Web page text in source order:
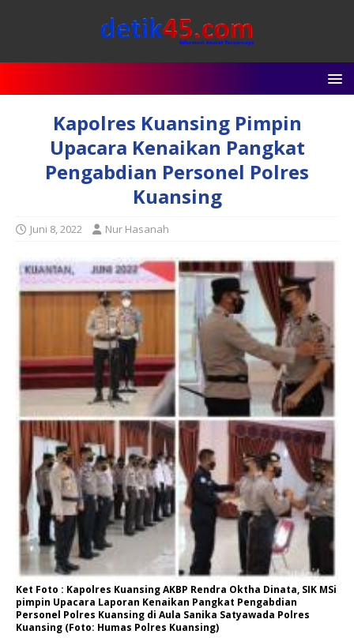
Kapolres Kuansing Pimpin
Upacara Kenaikan Pangkat
Pengabdian Personel Polres
Kuansing
Juni 8, 2022 Nur Hasanah
Ket Foto : Kapolres Kuansing AKBP Rendra Oktha Dinata, SIK MSi
pimpin Upacara Laporan Kenaikan Pangkat Pengabdian
Personel Polres Kuansing di Aula Sanika Satyawada Polres
Kuansing (Foto: Humas Polres Kuansing)